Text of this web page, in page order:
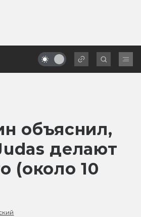
объяснил,
делают
(около 10